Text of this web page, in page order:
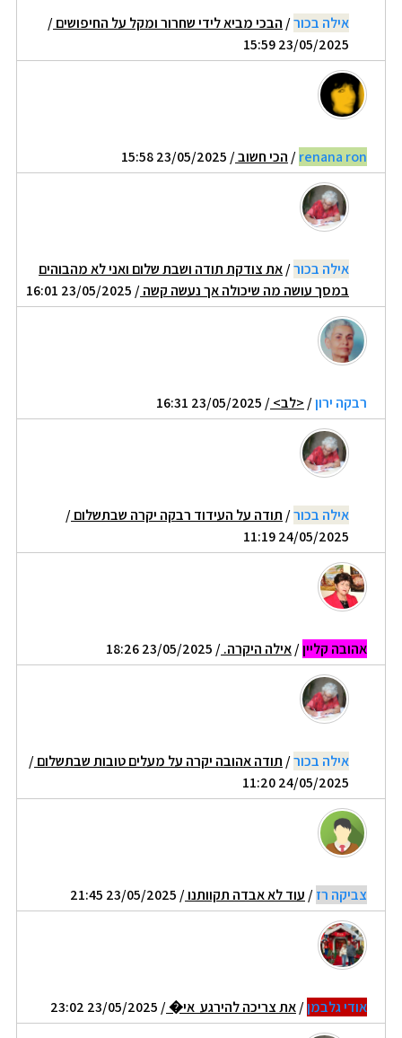
אילה בכור/ הבכי מביא לידי שחרור ומקל על החיפושים/
23/05/2025 15:59
renana ron
/ הכי חשוב/ 23/05/2025 15:58
אילה בכור/את צודקת תודה ושבת שלום ואני לא מהבוהים
במסך עושה מה שיכולה אך נעשה קשה/ 23/05/2025 16:01
רבקה ירון/ <לב>/ 23/05/2025 16:31
אילה בכור/ תודה על העידוד רבקה יקרה שבתשלום/
24/05/2025 11:19
אהובה קליין/אילה היקרה./ 23/05/2025 18:26
אילה בכור/ תודה אהובה יקרה על מעלים טובות שבתשלום/
24/05/2025 11:20
צביקה רז/ עוד לא אבדה תקוותנו/ 23/05/2025 21:45
אודי גלבמן/את צריכה להירגע אי�/ 23/05/2025 23:02